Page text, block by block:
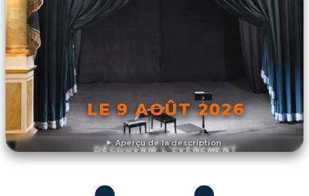
Aperçu de la description
LE 9 AOÛT 2026
DÉCOUVRIR L'ÉVÉNEMENT